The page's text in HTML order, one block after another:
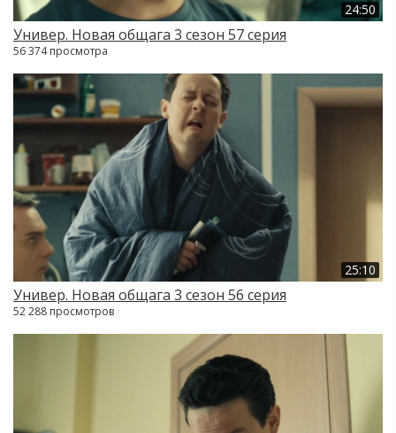
24:50
Универ. Новая общага 3 сезон 57 серия
56 374 просмотра
25:10
Универ. Новая общага 3 сезон 56 серия
52 288 просмотров